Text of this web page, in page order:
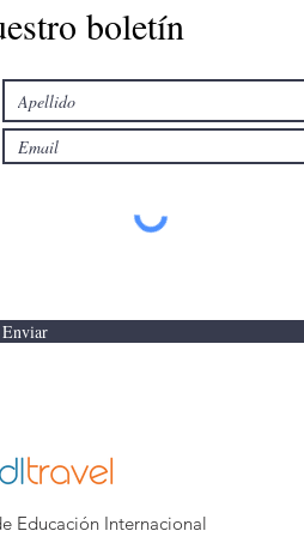
boletín
Enviar
Educación Internacional